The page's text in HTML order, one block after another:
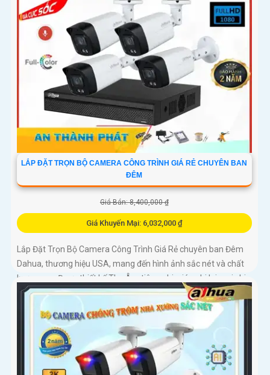
LẮP ĐẶT TRỌN BỘ CAMERA CÔNG TRÌNH GIÁ RẺ CHUYÊN BAN
ĐÊM
Giá Bán: 8,400,000 ₫
Giá Khuyến Mại: 6,032,000 ₫
Lắp Đặt Trọn Bộ Camera Công Trình Giá Rẻ chuyên ban Đêm
Dahua, thương hiệu USA, mang đến hình ảnh sắc nét và chất
lượng cao. Được thiết kế Thu Âm tiên nghi, giúp ghi lại mọi chi
tiết quan trọng một cách rõ ràng